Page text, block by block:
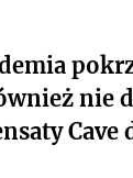
nie